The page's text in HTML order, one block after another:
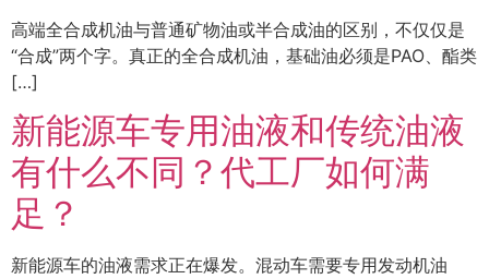
高端全合成机油与普通矿物油或半合成油的区别，不仅仅是
“合成”两个字。真正的全合成机油，基础油必须是PAO、酯类
[…]
新能源车专用油液和传统油液
有什么不同？代工厂如何满
足？
新能源车的油液需求正在爆发。混动车需要专用发动机油